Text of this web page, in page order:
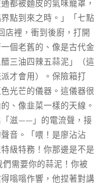
都被麵皮的氣味籠罩，
點到來之時。」「七點
店裡，衝到後廚，打開
個老舊的、像是古代金
三油四辣五蒜泥」（這
才會用）。保險箱打
光芒的儀器。這儀器很
、像韭菜一樣的天線。
「滋——」的電流聲，接
音。「喂！是廖沾沾
級特務！你那邊是不是
需要你的蒜泥！你被
嗡嗡作響，他捏著對講